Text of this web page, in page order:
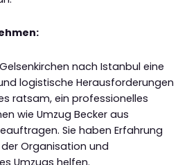
nach Istanbul eine
logistische Herausforderungen
ratsam, ein professionelles
wie Umzug Becker aus
Sie haben Erfahrung
Organisation und
Umzugs helfen.